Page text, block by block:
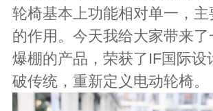
轮椅基本上功能相对单一，
的作用。今天我给大家带来
爆棚的产品，荣获了IF国际设
破传统，重新定义电动轮椅。